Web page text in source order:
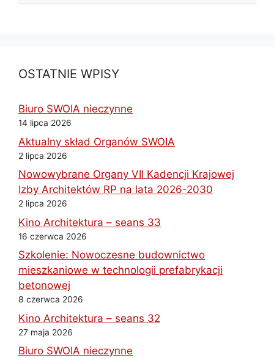
OSTATNIE WPISY
Biuro SWOIA nieczynne
14 lipca 2026
Aktualny skład Organów SWOIA
2 lipca 2026
Nowowybrane Organy VII Kadencji Krajowej
Izby Architektów RP na lata 2026-2030
2 lipca 2026
Kino Architektura – seans 33
16 czerwca 2026
Szkolenie: Nowoczesne budownictwo
mieszkaniowe w technologii prefabrykacji
betonowej
8 czerwca 2026
Kino Architektura – seans 32
27 maja 2026
Biuro SWOIA nieczynne